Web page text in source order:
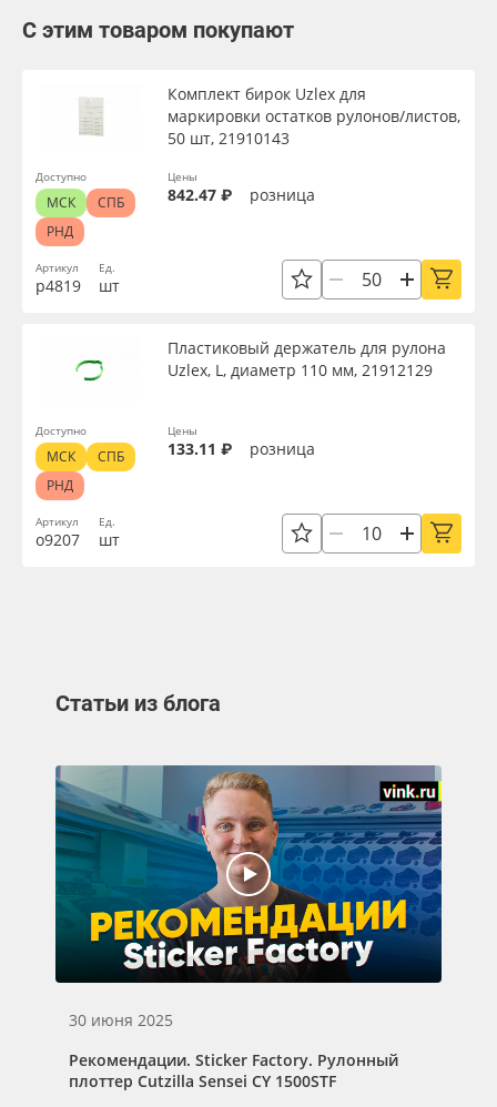
С этим товаром покупают
Артикул
р4819
Комплект бирок Uzlex для
маркировки остатков рулонов/листов,
50 шт, 21910143
Ед.
шт
Цены
842.47 ₽ розница
Доступно
МСК
СПБ
РНД
Артикул
о9207
Пластиковый держатель для рулона
Uzlex, L, диаметр 110 мм, 21912129
Ед.
шт
Цены
133.11 ₽ розница
Доступно
МСК
СПБ
РНД
Статьи из блога
30 июня 2025
Рекомендации. Sticker Factory. Рулонный
плоттер Cutzilla Sensei CY 1500STF